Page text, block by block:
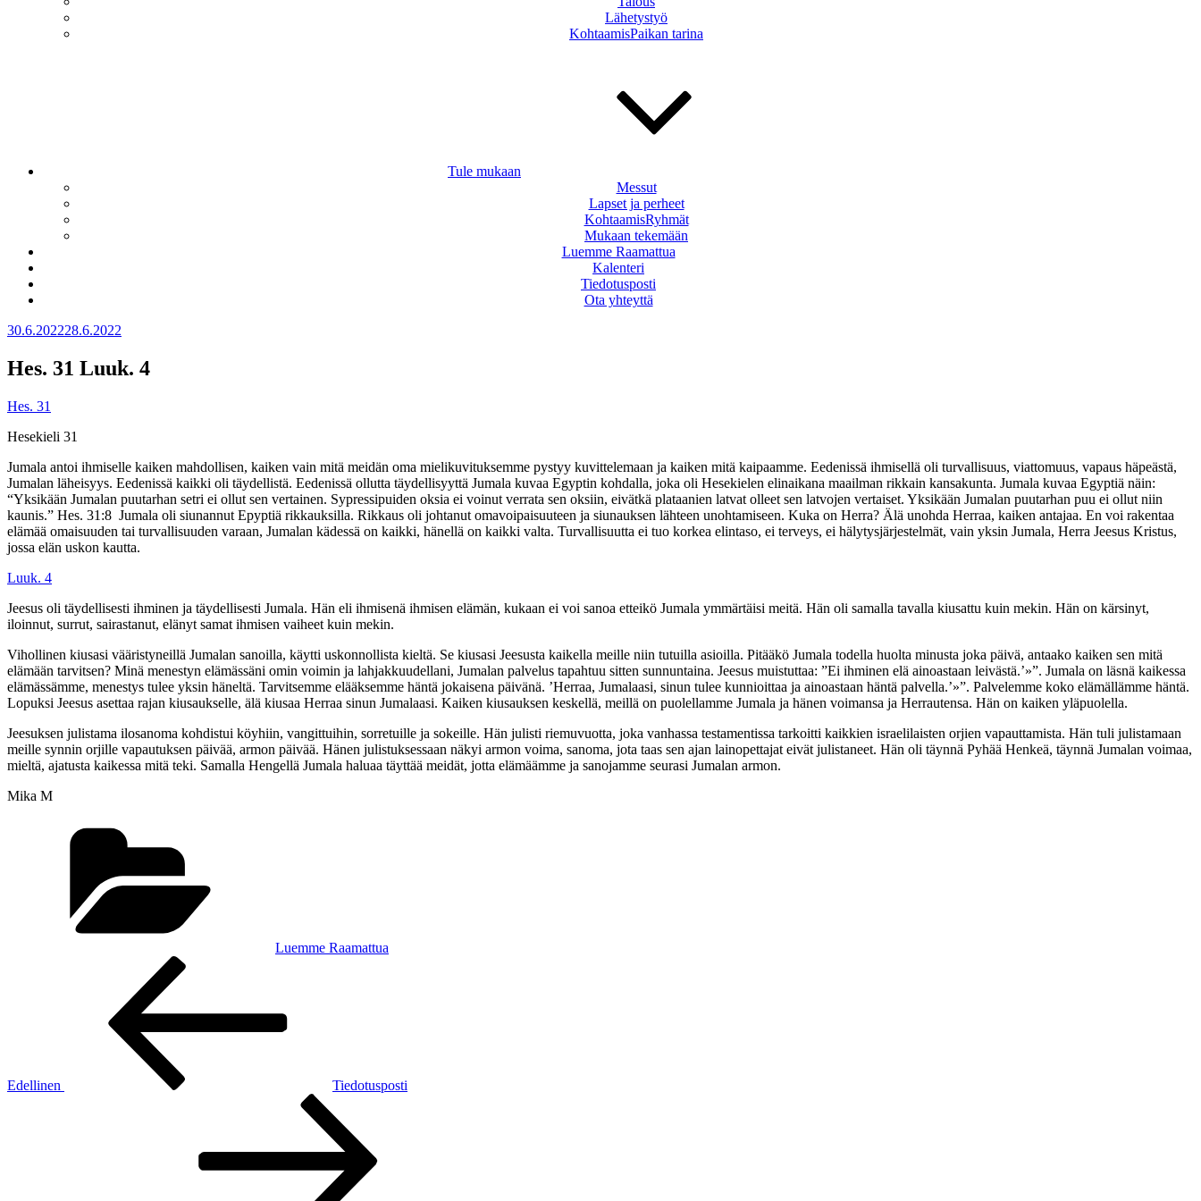
Lähetystyö
KohtaamisPaikan tarina
Tule mukaan
Messut
Lapset ja perheet
KohtaamisRyhmät
Mukaan tekemään
Luemme Raamattua
Kalenteri
Tiedotusposti
Ota yhteyttä
Julkaistu
30.6.202228.6.2022
Hes. 31 Luuk. 4
Hes. 31
Hesekieli 31
Jumala antoi ihmiselle kaiken mahdollisen, kaiken vain mitä meidän oma mielikuvituksemme pystyy kuvittelemaan ja kaiken mitä kaipaamme. Eedenissä ihmisellä oli turvallisuus, viattomuus, vapaus häpeästä,
Jumalan läheisyys. Eedenissä kaikki oli täydellistä. Eedenissä ollutta täydellisyyttä Jumala kuvaa Egyptin kohdalla, joka oli Hesekielen elinaikana maailman rikkain kansakunta. Jumala kuvaa Egyptiä näin:
“Yksikään Jumalan puutarhan setri ei ollut sen vertainen. Sypressipuiden oksia ei voinut verrata sen oksiin, eivätkä plataanien latvat olleet sen latvojen vertaiset. Yksikään Jumalan puutarhan puu ei ollut niin
kaunis.” Hes. 31:8‬ ‭ Jumala oli siunannut Epyptiä rikkauksilla. Rikkaus oli johtanut omavoipaisuuteen ja siunauksen lähteen unohtamiseen. Kuka on Herra? Älä unohda Herraa, kaiken antajaa. En voi rakentaa
elämää omaisuuden tai turvallisuuden varaan, Jumalan kädessä on kaikki, hänellä on kaikki valta. Turvallisuutta ei tuo korkea elintaso, ei terveys, ei hälytysjärjestelmät, vain yksin Jumala, Herra Jeesus Kristus,
jossa elän uskon kautta.
Luuk. 4
Jeesus oli täydellisesti ihminen ja täydellisesti Jumala. Hän eli ihmisenä ihmisen elämän, kukaan ei voi sanoa etteikö Jumala ymmärtäisi meitä. Hän oli samalla tavalla kiusattu kuin mekin. Hän on kärsinyt,
iloinnut, surrut, sairastanut, elänyt samat ihmisen vaiheet kuin mekin.
Vihollinen kiusasi vääristyneillä Jumalan sanoilla, käytti uskonnollista kieltä. Se kiusasi Jeesusta kaikella meille niin tutuilla asioilla. Pitääkö Jumala todella huolta minusta joka päivä, antaako kaiken sen mitä
elämään tarvitsen? Minä menestyn elämässäni omin voimin ja lahjakkuudellani, Jumalan palvelus tapahtuu sitten sunnuntaina. Jeesus muistuttaa: ”Ei ihminen elä ainoastaan leivästä.’»”. Jumala on läsnä kaikessa
elämässämme, menestys tulee yksin häneltä. Tarvitsemme elääksemme häntä jokaisena päivänä. ’Herraa, Jumalaasi, sinun tulee kunnioittaa ja ainoastaan häntä palvella.’»”. Palvelemme koko elämällämme häntä.
Lopuksi Jeesus asettaa rajan kiusaukselle, älä kiusaa Herraa sinun Jumalaasi. Kaiken kiusauksen keskellä, meillä on puolellamme Jumala ja hänen voimansa ja Herrautensa. Hän on kaiken yläpuolella.
Jeesuksen julistama ilosanoma kohdistui köyhiin, vangittuihin, sorretuille ja sokeille. Hän julisti riemuvuotta, joka vanhassa testamentissa tarkoitti kaikkien israelilaisten orjien vapauttamista. Hän tuli julistamaan
meille synnin orjille vapautuksen päivää, armon päivää. Hänen julistuksessaan näkyi armon voima, sanoma, jota taas sen ajan lainopettajat eivät julistaneet. Hän oli täynnä Pyhää Henkeä, täynnä Jumalan voimaa,
mieltä, ajatusta kaikessa mitä teki. Samalla Hengellä Jumala haluaa täyttää meidät, jotta elämäämme ja sanojamme seurasi Jumalan armon.
Mika M
Luemme Raamattua
Edellinen
Tiedotusposti